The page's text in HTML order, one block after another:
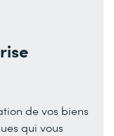
de vos biens
qui vous